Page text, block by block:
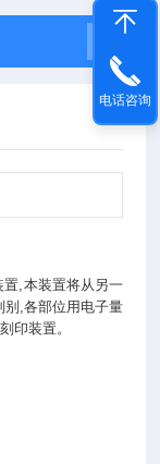
,本装置将从另一
别,各部位用电子量
印装置。
电话咨询